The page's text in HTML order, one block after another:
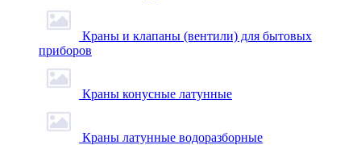
Краны и клапаны (вентили) для бытовых
приборов
Краны конусные латунные
Краны латунные водоразборные